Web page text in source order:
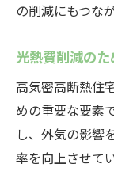
の削減にもつな
光熱費削減の
高気密高断熱住
めの重要な要素
し、外気の影響
率を向上させて